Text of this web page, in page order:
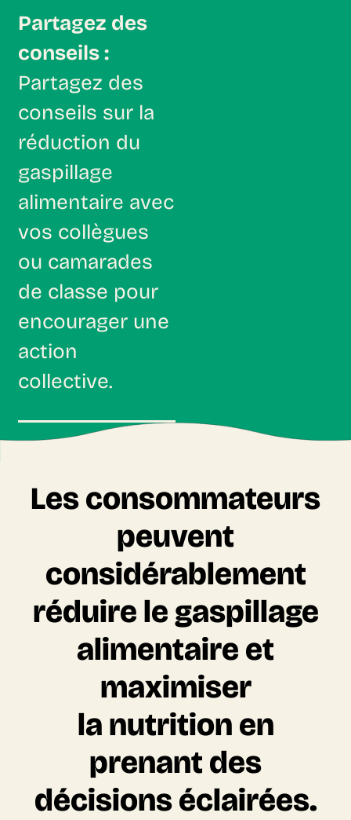
Partagez des
conseils :
Partagez des
conseils sur la
réduction du
gaspillage
alimentaire avec
vos collègues
ou camarades
de classe pour
encourager une
action
collective.
Les consommateurs
peuvent
considérablement
réduire le gaspillage
alimentaire et
maximiser
la nutrition en
prenant des
décisions éclairées.